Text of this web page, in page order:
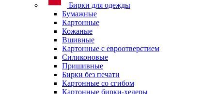
Бирки для одежды
Бумажные
Картонные
Кожаные
Вшивные
Картонные с евроотверстием
Силиконовые
Пришивные
Бирки без печати
Картонные со сгибом
Картонные бирки-хедеры